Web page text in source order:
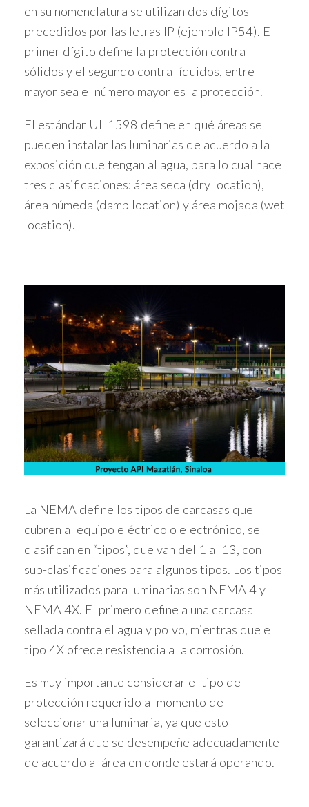
en su nomenclatura se utilizan dos dígitos
precedidos por las letras IP (ejemplo IP54). El
primer dígito define la protección contra
sólidos y el segundo contra líquidos, entre
mayor sea el número mayor es la protección.
El estándar UL 1598 define en qué áreas se
pueden instalar las luminarias de acuerdo a la
exposición que tengan al agua, para lo cual hace
tres clasificaciones: área seca (dry location),
área húmeda (damp location) y área mojada (wet
location).
La NEMA define los tipos de carcasas que
cubren al equipo eléctrico o electrónico, se
clasifican en “tipos”, que van del 1 al 13, con
sub-clasificaciones para algunos tipos. Los tipos
más utilizados para luminarias son NEMA 4 y
NEMA 4X. El primero define a una carcasa
sellada contra el agua y polvo, mientras que el
tipo 4X ofrece resistencia a la corrosión.
Es muy importante considerar el tipo de
protección requerido al momento de
seleccionar una luminaria, ya que esto
garantizará que se desempeñe adecuadamente
de acuerdo al área en donde estará operando.